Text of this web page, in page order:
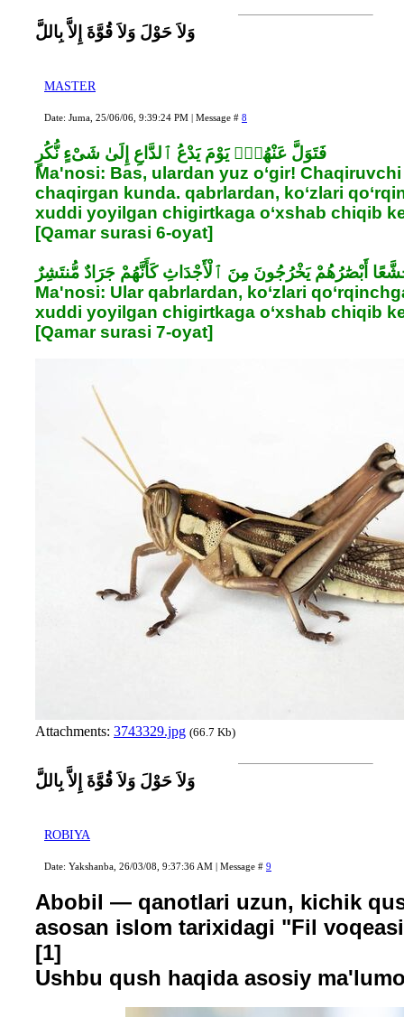
وَلاَ حَوْلَ وَلاَ قُوَّةَ إِلاَّ بِاللَّ
MASTER
Date: Juma, 25/06/06, 9:39:24 PM | Message # 8
فَتَوَلَّ عَنْهُمْۘ يَوْمَ يَدْعُ ٱلدَّاعِ إِلَىٰ شَىْءٍ نُّكُرٍ
Ma'nosi: Bas, ulardan yuz o‘gir!
chaqirgan kunda. qabrlardan, ko‘zlari
xuddi yoyilgan chigirtkaga o‘xshab chiqib
[Qamar surasi 6-oyat]
أَبْصَٰرُهُمْ يَخْرُجُونَ مِنَ ٱلْأَجْدَاثِ كَأَنَّهُمْ جَرَادٌ مُّنتَشِرٌ
Ma'nosi: Ular qabrlardan, ko‘zlari
xuddi yoyilgan chigirtkaga o‘xshab chiqib
[Qamar surasi 7-oyat]
Attachments: 3743329.jpg (66.7 Kb)
وَلاَ حَوْلَ وَلاَ قُوَّةَ إِلاَّ بِاللَّ
ROBIYA
Date: Yakshanba, 26/03/08, 9:37:36 AM | Message # 9
Abobil — qanotlari uzun, kichik
asosan islom tarixidagi "Fil
[1]
Ushbu qush haqida asosiy